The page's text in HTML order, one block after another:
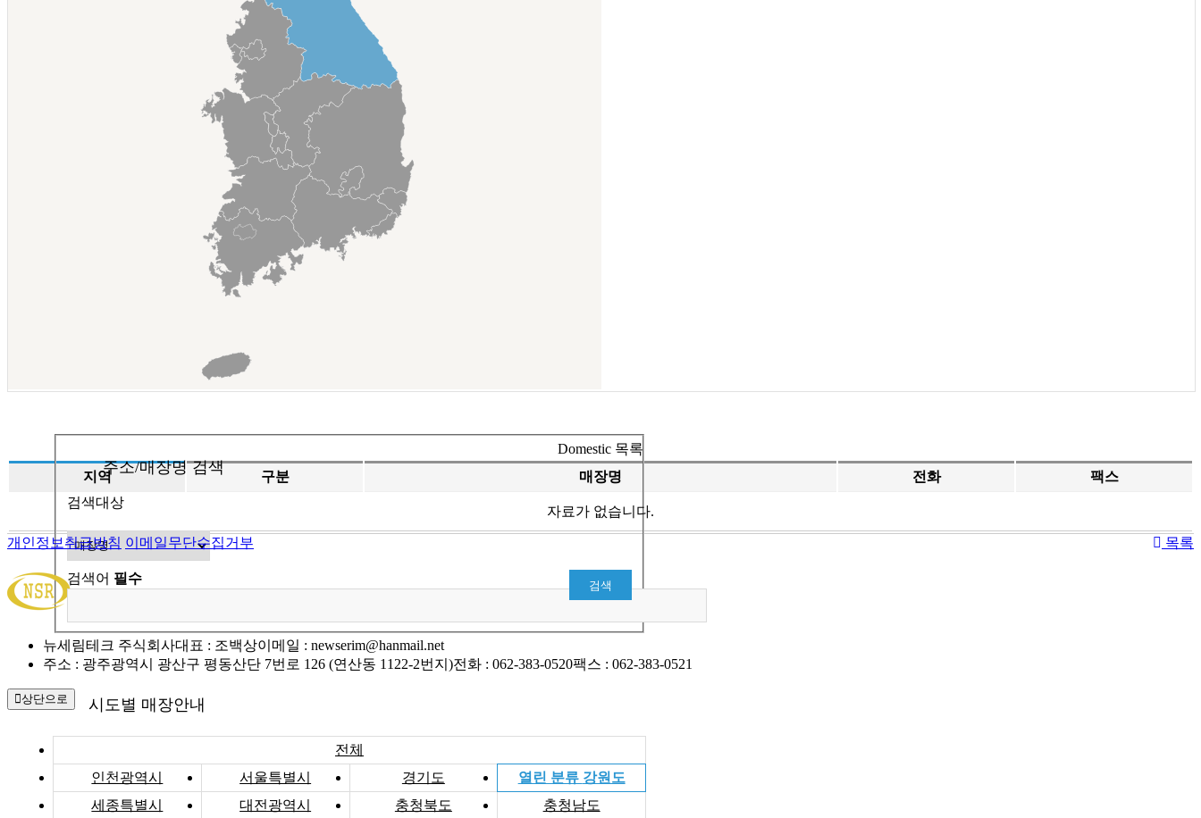
주소/매장명 검색
검색대상
검색어 필수
시도별 매장안내
전체
인천광역시
서울특별시 경기도 열린 분류 강원도
세종특별시
대전광역시 충청북도 충청남도
Domestic 목록
지역
구분 매장명 전화 팩스
자료가 없습니다.
목록
개인정보취급방침 이메일무단수집거부
뉴세림테크 주식회사대표 : 조백상이메일 : newserim@hanmail.net
주소 : 광주광역시 광산구 평동산단 7번로 126 (연산동 1122-2번지)전화 : 062-383-0520팩스 : 062-383-0521
상단으로